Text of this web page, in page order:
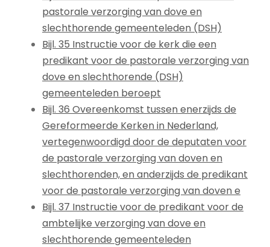
pastorale verzorging van dove en
slechthorende gemeenteleden (DSH)
Bijl. 35 Instructie voor de kerk die een
predikant voor de pastorale verzorging van
dove en slechthorende (DSH)
gemeenteleden beroept
Bijl. 36 Overeenkomst tussen enerzijds de
Gereformeerde Kerken in Nederland,
vertegenwoordigd door de deputaten voor
de pastorale verzorging van doven en
slechthorenden, en anderzijds de predikant
voor de pastorale verzorging van doven e
Bijl. 37 Instructie voor de predikant voor de
ambtelijke verzorging van dove en
slechthorende gemeenteleden